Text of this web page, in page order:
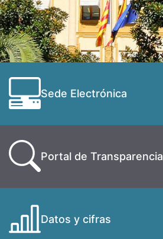
Sede Electrónica
Portal de Transparencia
Datos y cifras